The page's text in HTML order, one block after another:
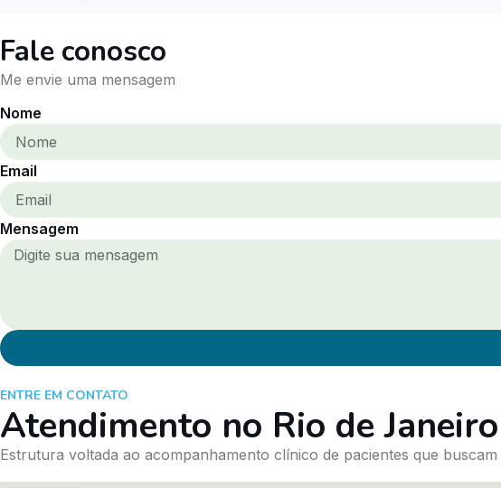
Fale conosco
Me envie uma mensagem
Nome
Email
Mensagem
ENTRE EM CONTATO
Atendimento no Rio de
Estrutura voltada ao acompanhamento clínico de pacientes que